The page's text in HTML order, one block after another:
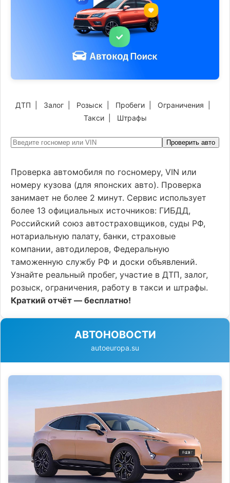
ДТП Залог Розыск Пробеги Ограничения
Такси| Штрафы
Проверить авто
Проверка автомобиля по госномеру, VIN или
номеру кузова (для японских авто). Проверка
занимает не более 2 минут. Сервис использует
более 13 официальных источников: ГИБДД,
Российский союз автостраховщиков, суды РФ,
нотариальную палату, банки, страховые
компании, автодилеров, Федеральную
таможенную службу РФ и доски объявлений.
Узнайте реальный пробег, участие в ДТП, залог,
розыск, ограничения, работу в такси и штрафы.
Краткий отчёт — бесплатно!
АВТОНОВОСТИ
autoeuropa.su